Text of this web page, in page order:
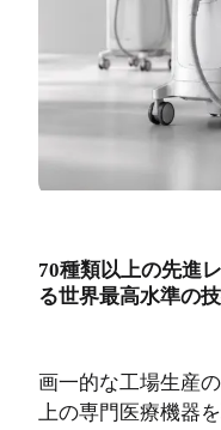
70種類以上の先進
る世界最高水準の
画一的な工場生産
上の専門医療機器